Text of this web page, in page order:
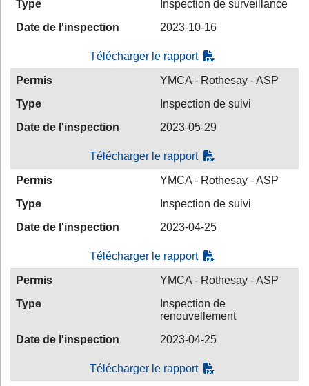
Type
Inspection de surveillance
Date de l'inspection
2023-10-16
Télécharger le rapport
Permis
YMCA - Rothesay - ASP
Type
Inspection de suivi
Date de l'inspection
2023-05-29
Télécharger le rapport
Permis
YMCA - Rothesay - ASP
Type
Inspection de suivi
Date de l'inspection
2023-04-25
Télécharger le rapport
Permis
YMCA - Rothesay - ASP
Type
Inspection de
renouvellement
Date de l'inspection
2023-04-25
Télécharger le rapport